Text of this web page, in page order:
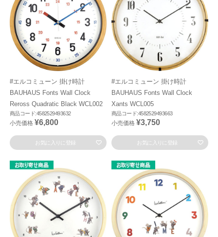
#エルコミューン 掛け時計
BAUHAUS Fonts Wall Clock
Reross Quadratic Black WCL002
商品コード:4582529493632
小売価格 ¥6,800
お気に入りに登録
#エルコミューン 掛け時計
BAUHAUS Fonts Wall Clock
Xants WCL005
商品コード:4582529493663
小売価格 ¥3,750
お気に入りに登録